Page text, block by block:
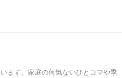
ます。家庭の何気ないひとコマや季